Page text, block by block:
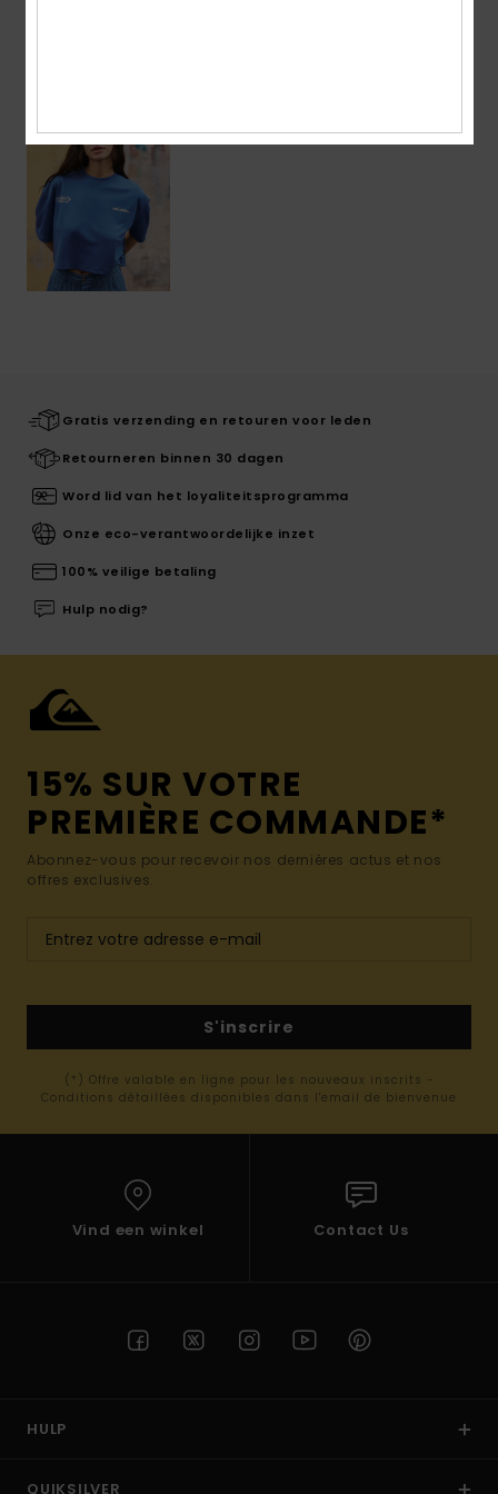
Gratis verzending en retouren voor leden
Retourneren binnen 30 dagen
Word lid van het loyaliteitsprogramma
Onze eco-verantwoordelijke inzet
100% veilige betaling
Hulp nodig?
15% SUR VOTRE
PREMIÈRE COMMANDE*
Abonnez-vous pour recevoir nos dernières actus et nos
offres exclusives.
S'inscrire
(*) Offre valable en ligne pour les nouveaux inscrits -
Conditions détaillées disponibles dans l'email de bienvenue
Vind een winkel Contact Us
HULP
QUIKSILVER